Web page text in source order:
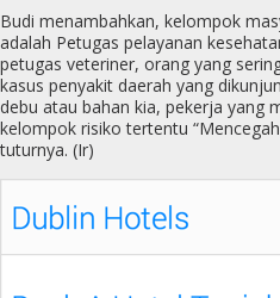
Budi menambahkan, kelompok
adalah Petugas pelayanan
petugas veteriner, orang yang
kasus penyakit daerah yang
debu atau bahan kia, pekerja yang
kelompok risiko tertentu
tuturnya. (Ir)